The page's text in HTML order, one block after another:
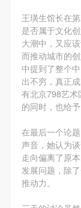
王璜生馆长在
是否属于文化
大潮中，又应
而推动城市的
中提到了整个
出不穷，真正
有北京798艺术
的同时，也给
在最后一个论
声音，她认为
走向偏离了原
发展问题，除
推动力。
参加本次活动
律、法规，必
备以人为本、
品质。
第三条
参加本次活动
能力的人，18
同下参观。
第四条
参加活动者在
参加本次活动
律、法规，必
备以人为本、
品质。
第三条
参加本次活动
能力的人，18
同下参观。
第四条
参加活动者在
参加本次活动
律、法规，必
备以人为本、
品质。
第三条
参加本次活动
能力的人，18
同下参观。
第四条
参加活动者在
手机号
验证